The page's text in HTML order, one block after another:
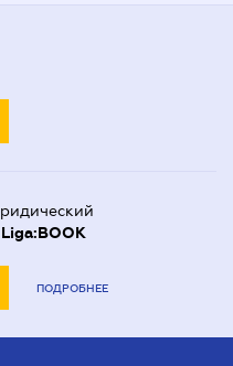
Liga:BOOK
ПОДРОБНЕЕ